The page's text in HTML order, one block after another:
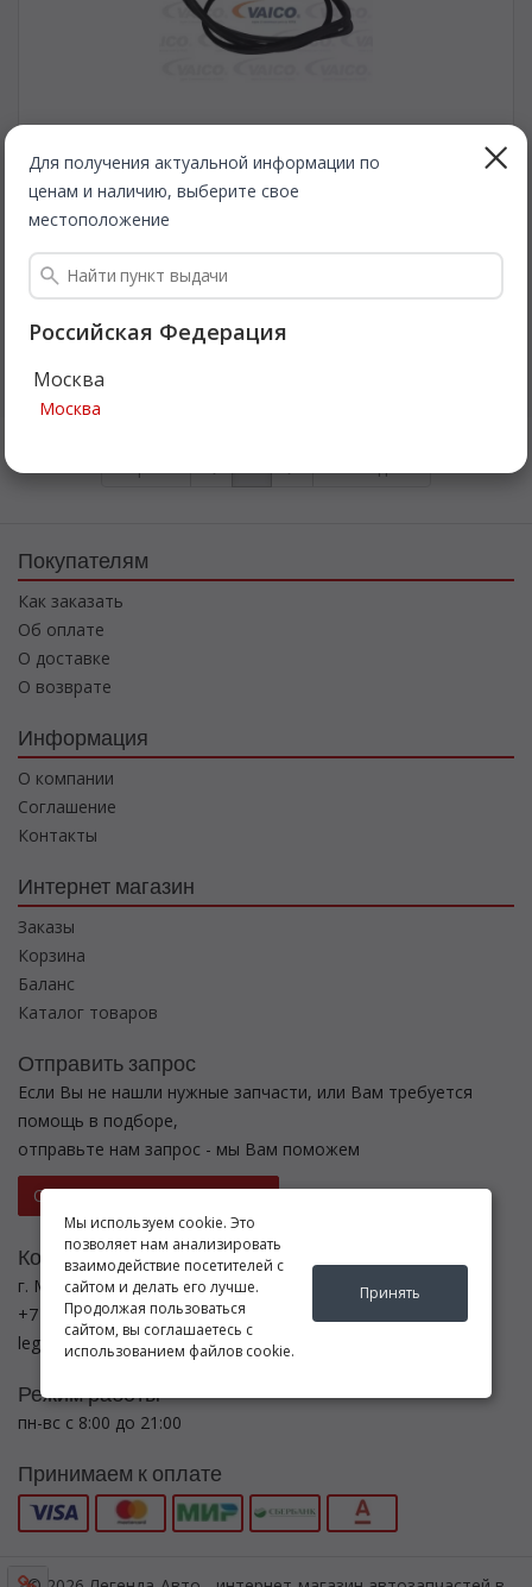
Для получения актуальной информации по
ценам и наличию, выберите свое
местоположение
Российская Федерация
Москва
Москва
VAICO V301541
Прокладка, сдвигаемая панель крыши. VAICO V301541
Быстрая доставка
1 376₽
Покупателям
Как заказать
Об оплате
О доставке
О возврате
Информация
О компании
Соглашение
Контакты
Интернет магазин
Заказы
Корзина
Баланс
Каталог товаров
Отправить запрос
Если Вы не нашли нужные запчасти, или Вам требуется
помощь в подборе,
отправьте нам запрос - мы Вам поможем
Отправить запрос продавцу
Контакты
г. Москва ул. Новоостаповская ул., 5, с.6
+7 (495) 782-5440
legenda-avto24@yandex.ru
Режим работы
пн-вс с 8:00 до 21:00
Принимаем к оплате
Мы используем cookie. Это
позволяет нам анализировать
взаимодействие посетителей с
сайтом и делать его лучше.
Продолжая пользоваться
сайтом, вы соглашаетесь с
использованием файлов cookie.
Принять